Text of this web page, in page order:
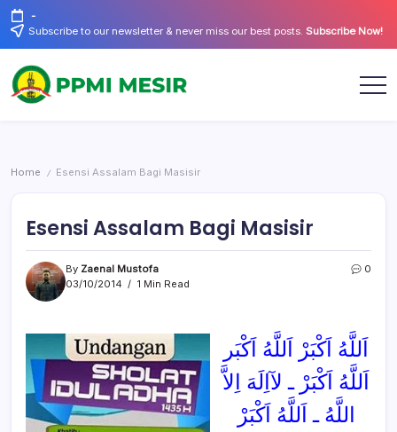
Skip
to
content
-
Subscribe to our newsletter & never miss our best posts. Subscribe Now!
Home / Esensi Assalam Bagi Masisir
Esensi Assalam Bagi Masisir
By Zaenal Mustofa
03/10/2014
1 Min Read
0
اَللَّهُ اَكْبَرْ اَللَّهُ اَكْبَر
اَللَّهُ اَكْبَرْ ـ لآاِلَهَ اِلاَّ
اللَّهُ ـ اَللَّهُ اَكْبَرْ